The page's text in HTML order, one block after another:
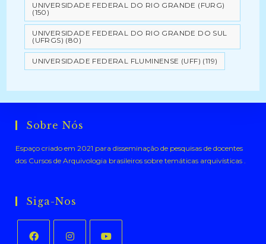
UNIVERSIDADE FEDERAL DO RIO GRANDE (FURG)
(150)
UNIVERSIDADE FEDERAL DO RIO GRANDE DO SUL
(UFRGS) (80)
UNIVERSIDADE FEDERAL FLUMINENSE (UFF) (119)
Sobre Nós
Espaço criado em 2021 para disseminação de pesquisas de docentes
dos Cursos de Arquivologia brasileiros sobre temáticas arquivísticas .
Siga-Nos